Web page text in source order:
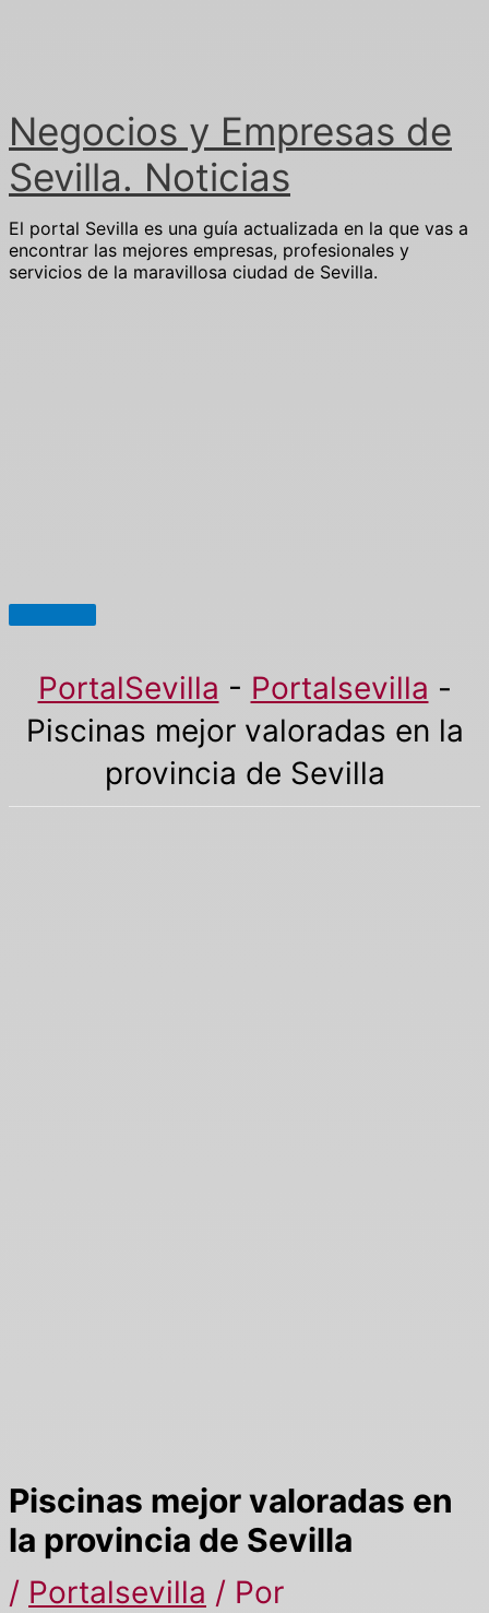
Negocios y Empresas de
Sevilla. Noticias
El portal Sevilla es una guía actualizada en la que vas a
encontrar las mejores empresas, profesionales y
servicios de la maravillosa ciudad de Sevilla.
Menú
PortalSevilla - Portalsevilla -
Piscinas mejor valoradas en la
provincia de Sevilla
Piscinas mejor valoradas en
la provincia de Sevilla
/ Portalsevilla / Por